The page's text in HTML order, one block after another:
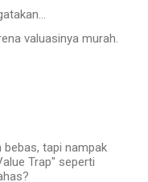
valuasinya murah.
bebas, tapi nampak
Trap" seperti